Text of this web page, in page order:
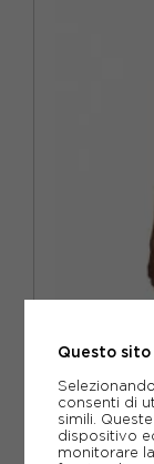
NIKE
-
Questo
consenti di
simili.
dispositivo
monitorare